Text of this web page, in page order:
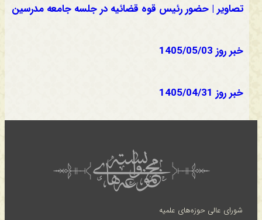
تصاویر | حضور رئیس قوه قضائیه در جلسه جامعه مدرسین
خبر روز 1405/05/03
خبر روز 1405/04/31
شورای عالی حوزه‌های علمیه